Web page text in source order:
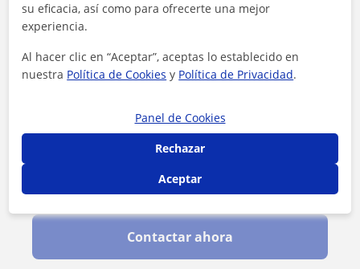
aviso legal
Contactar ahora
su eficacia, así como para ofrecerte una mejor
experiencia.
Al hacer clic en “Aceptar”, aceptas lo establecido en
nuestra Política de Cookies y Política de Privacidad.
Panel de Cookies
Rechazar
Aceptar